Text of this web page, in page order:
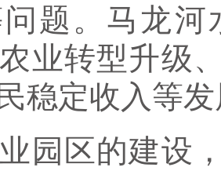
题。马龙
业转型升级
稳定收入等
园区的建设